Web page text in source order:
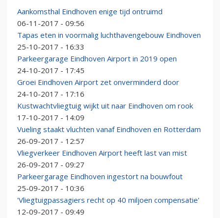
Aankomsthal Eindhoven enige tijd ontruimd
06-11-2017 - 09:56
Tapas eten in voormalig luchthavengebouw Eindhoven
25-10-2017 - 16:33
Parkeergarage Eindhoven Airport in 2019 open
24-10-2017 - 17:45
Groei Eindhoven Airport zet onverminderd door
24-10-2017 - 17:16
Kustwachtvliegtuig wijkt uit naar Eindhoven om rook
17-10-2017 - 14:09
Vueling staakt vluchten vanaf Eindhoven en Rotterdam
26-09-2017 - 12:57
Vliegverkeer Eindhoven Airport heeft last van mist
26-09-2017 - 09:27
Parkeergarage Eindhoven ingestort na bouwfout
25-09-2017 - 10:36
'Vliegtuigpassagiers recht op 40 miljoen compensatie'
12-09-2017 - 09:49